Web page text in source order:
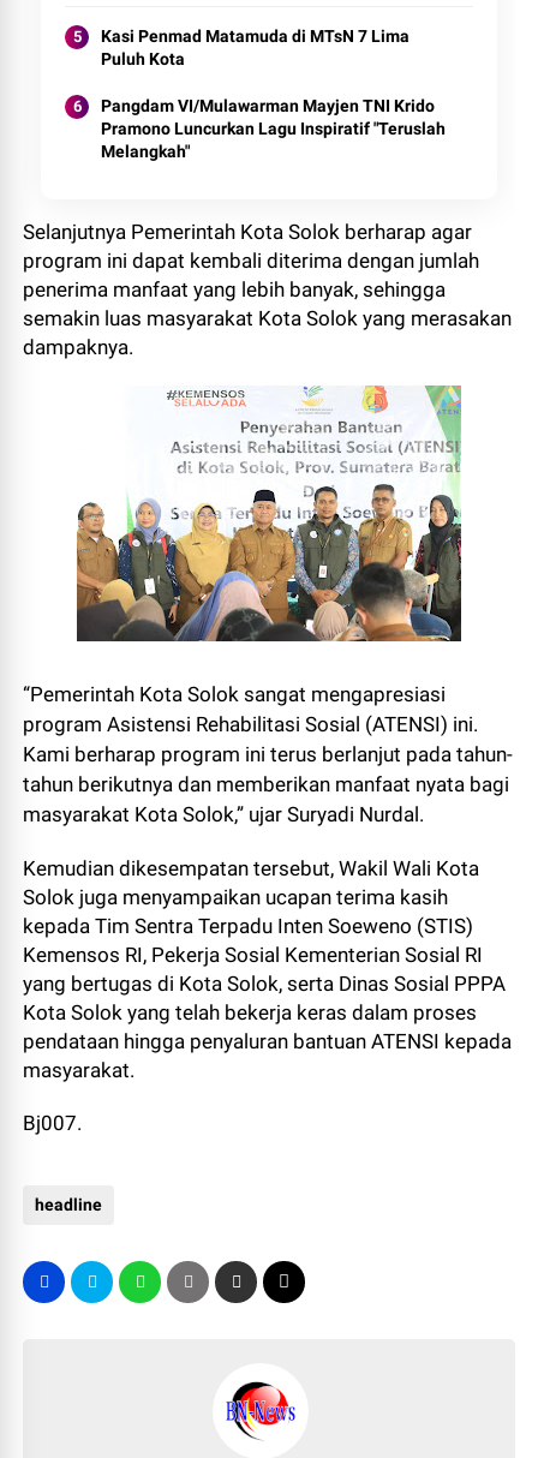
Kasi Penmad Matamuda di MTsN 7 Lima
Puluh Kota
Pangdam VI/Mulawarman Mayjen TNI Krido
Pramono Luncurkan Lagu Inspiratif "Teruslah
Melangkah"
Selanjutnya Pemerintah Kota Solok berharap agar
program ini dapat kembali diterima dengan jumlah
penerima manfaat yang lebih banyak, sehingga
semakin luas masyarakat Kota Solok yang merasakan
dampaknya.
“Pemerintah Kota Solok sangat mengapresiasi
program Asistensi Rehabilitasi Sosial (ATENSI) ini.
Kami berharap program ini terus berlanjut pada tahun-
tahun berikutnya dan memberikan manfaat nyata bagi
masyarakat Kota Solok,” ujar Suryadi Nurdal.
Kemudian dikesempatan tersebut, Wakil Wali Kota
Solok juga menyampaikan ucapan terima kasih
kepada Tim Sentra Terpadu Inten Soeweno (STIS)
Kemensos RI, Pekerja Sosial Kementerian Sosial RI
yang bertugas di Kota Solok, serta Dinas Sosial PPPA
Kota Solok yang telah bekerja keras dalam proses
pendataan hingga penyaluran bantuan ATENSI kepada
masyarakat.
Bj007.
headline